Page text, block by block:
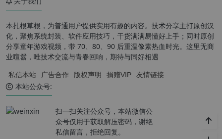
本扎根草根，为普通用户提供实用有趣的内容。技术分享主打原创汉
化，聚焦系统封装、软件应用技巧，干货满满易懂好上手；同时原创
分享童年游戏视频，带 70、80、90 后重温像素热血时光。这里无商
业喧嚣，唯技术交流与青春回响，期待与同好相遇
私信本站 广告合作 版权声明 捐赠VIP 友情链接
本站公众号:
扫一扫关注公众号，本站微信公
众号仅用于获取解压密码，谢绝
私信留言，拒绝回复。